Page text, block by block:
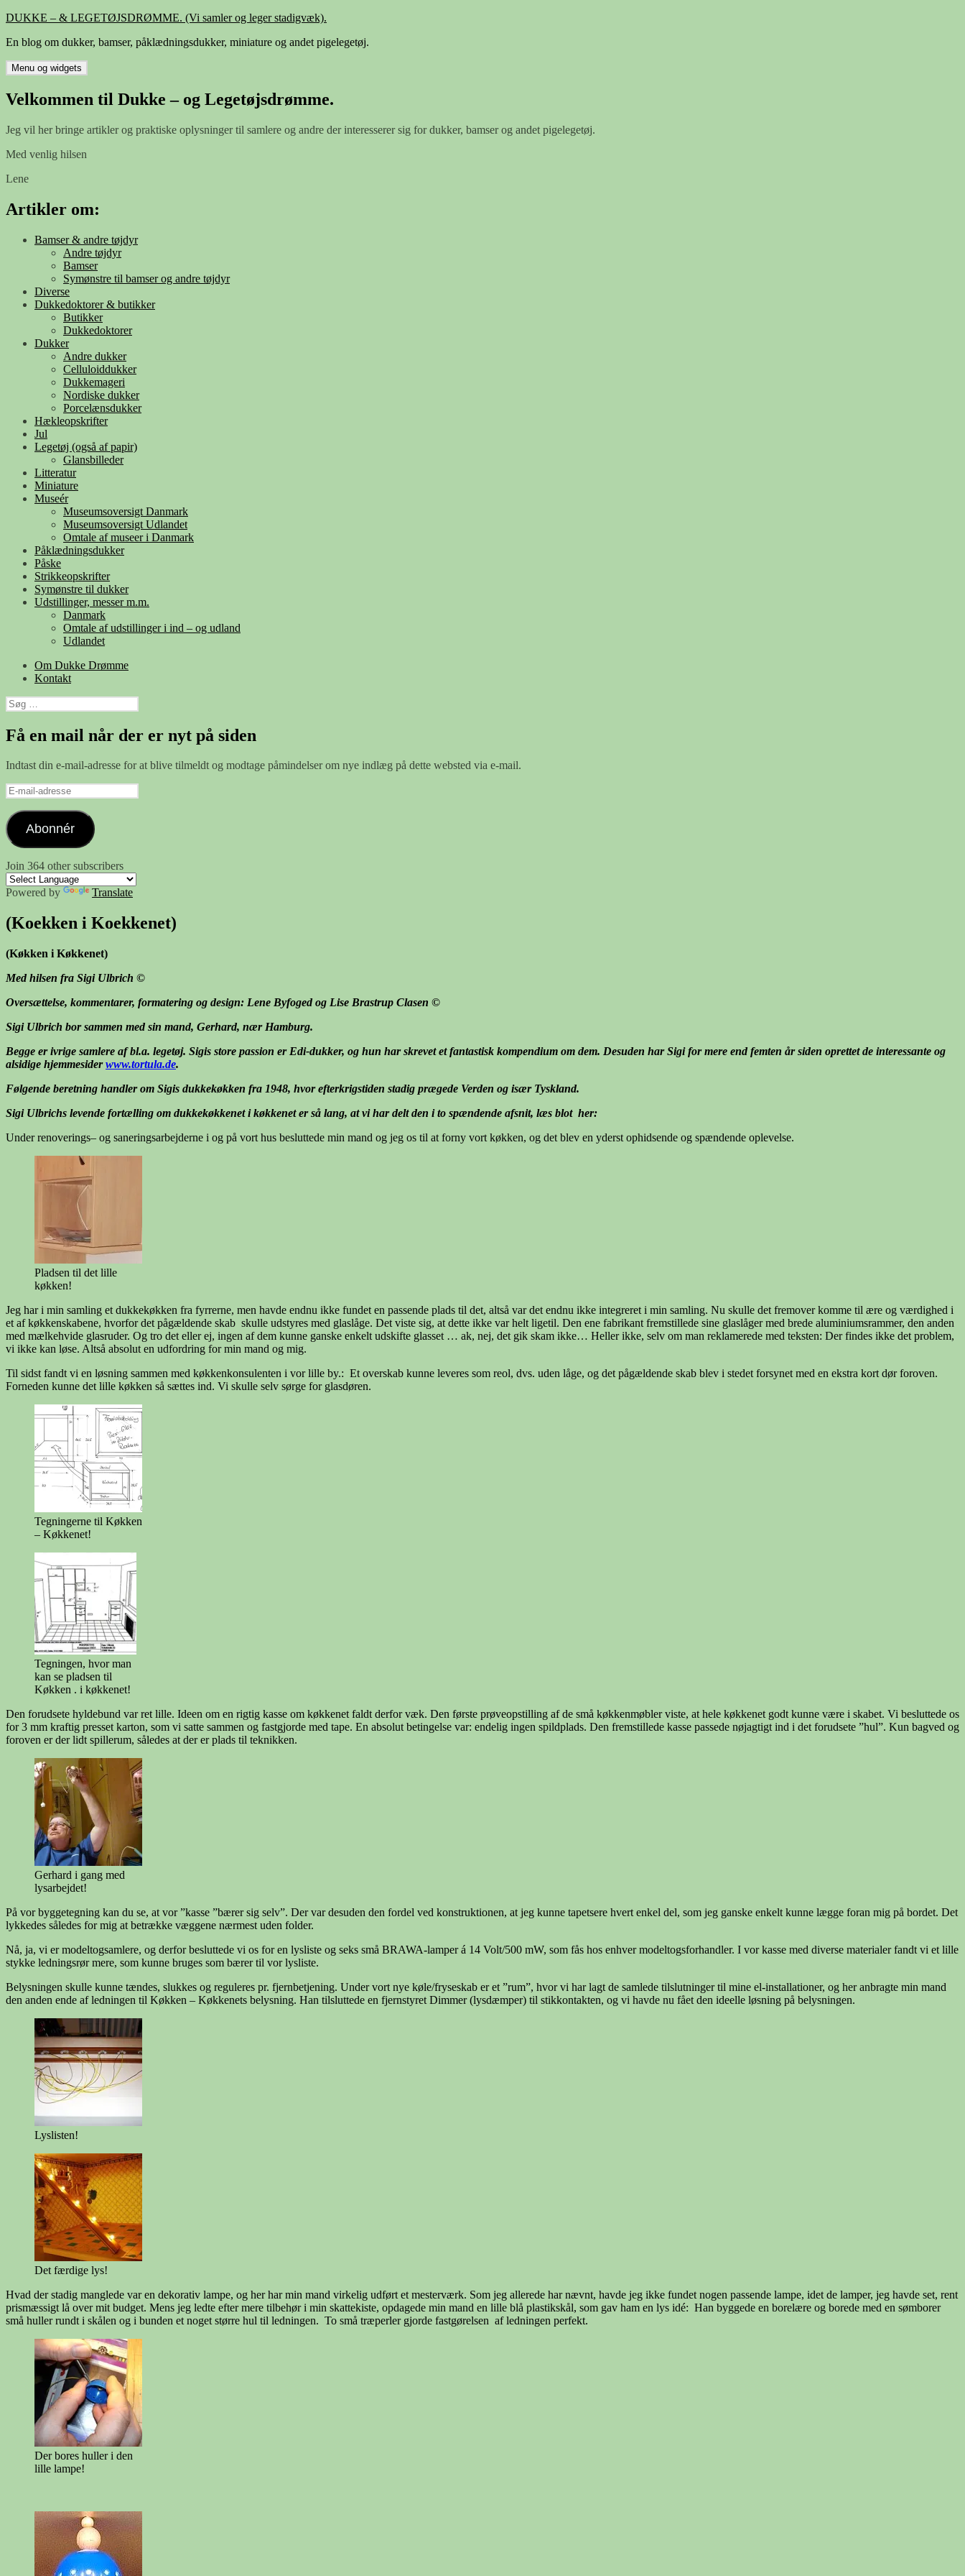
Hop
indhold
DUKKE – & LEGETØJSDRØMME. (Vi samler og leger stadigvæk).
En blog om dukker, bamser, påklædningsdukker, miniature og andet pigelegetøj.
Menu og widgets
Velkommen til Dukke – og Legetøjsdrømme.
Jeg vil her bringe artikler og praktiske oplysninger til samlere og andre der interesserer sig for dukker, bamser og andet pigelegetøj.
Med venlig hilsen
Lene
Artikler om:
Bamser & andre tøjdyr
Andre tøjdyr
Bamser
Symønstre til bamser og andre tøjdyr
Diverse
Dukkedoktorer & butikker
Butikker
Dukkedoktorer
Dukker
Andre dukker
Celluloiddukker
Dukkemageri
Nordiske dukker
Porcelænsdukker
Hækleopskrifter
Jul
Legetøj (også af papir)
Glansbilleder
Litteratur
Miniature
Museér
Museumsoversigt Danmark
Museumsoversigt Udlandet
Omtale af museer i Danmark
Påklædningsdukker
Påske
Strikkeopskrifter
Symønstre til dukker
Udstillinger, messer m.m.
Danmark
Omtale af udstillinger i ind – og udland
Udlandet
Om Dukke Drømme
Kontakt
Søg
efter:
Få en mail når der er nyt på siden
Indtast din e-mail-adresse for at blive tilmeldt og modtage påmindelser om nye indlæg på dette websted via e-mail.
E-
mail-
adresse
Abonnér
Join 364 other subscribers
Powered by Translate
(Koekken i Koekkenet)
(Køkken i Køkkenet)
Med hilsen fra Sigi Ulbrich ©
Oversættelse, kommentarer, formatering og design: Lene Byfoged og Lise Brastrup Clasen ©
Sigi Ulbrich bor sammen med sin mand, Gerhard, nær Hamburg.
Begge er ivrige samlere af bl.a. legetøj. Sigis store passion er Edi-dukker, og hun har skrevet et fantastisk kompendium om dem. Desuden har Sigi for mere end femten år siden oprettet de interessante og
alsidige hjemmesiderwww.tortula.de.
Følgende beretning handler om Sigis dukkekøkken fra 1948, hvor efterkrigstiden stadig prægede Verden og især Tyskland.
Sigi Ulbrichs levende fortælling om dukkekøkkenet i køkkenet er så lang, at vi har delt den i to spændende afsnit, læs blot her:
Under renoverings– og saneringsarbejderne i og på vort hus besluttede min mand og jeg os til at forny vort køkken, og det blev en yderst ophidsende og spændende oplevelse.
Pladsen til det lille
køkken!
Jeg har i min samling et dukkekøkken fra fyrrerne, men havde endnu ikke fundet en passende plads til det, altså var det endnu ikke integreret i min samling. Nu skulle det fremover komme til ære og værdighed i
et af køkkenskabene, hvorfor det pågældende skab skulle udstyres med glaslåge. Det viste sig, at dette ikke var helt ligetil. Den ene fabrikant fremstillede sine glaslåger med brede aluminiumsrammer, den anden
med mælkehvide glasruder. Og tro det eller ej, ingen af dem kunne ganske enkelt udskifte glasset … ak, nej, det gik skam ikke… Heller ikke, selv om man reklamerede med teksten: Der findes ikke det problem,
vi ikke kan løse. Altså absolut en udfordring for min mand og mig.
Til sidst fandt vi en løsning sammen med køkkenkonsulenten i vor lille by.: Et overskab kunne leveres som reol, dvs. uden låge, og det pågældende skab blev i stedet forsynet med en ekstra kort dør foroven.
Forneden kunne det lille køkken så sættes ind. Vi skulle selv sørge for glasdøren.
Tegningerne til Køkken
– Køkkenet!
Tegningen, hvor man
kan se pladsen til
Køkken . i køkkenet!
Den forudsete hyldebund var ret lille. Ideen om en rigtig kasse om køkkenet faldt derfor væk. Den første prøveopstilling af de små køkkenmøbler viste, at hele køkkenet godt kunne være i skabet. Vi besluttede os
for 3 mm kraftig presset karton, som vi satte sammen og fastgjorde med tape. En absolut betingelse var: endelig ingen spildplads. Den fremstillede kasse passede nøjagtigt ind i det forudsete ”hul”. Kun bagved og
foroven er der lidt spillerum, således at der er plads til teknikken.
Gerhard i gang med
lysarbejdet!
På vor byggetegning kan du se, at vor ”kasse ”bærer sig selv”. Der var desuden den fordel ved konstruktionen, at jeg kunne tapetsere hvert enkel del, som jeg ganske enkelt kunne lægge foran mig på bordet. Det
lykkedes således for mig at betrække væggene nærmest uden folder.
Nå, ja, vi er modeltogsamlere, og derfor besluttede vi os for en lysliste og seks små BRAWA-lamper á 14 Volt/500 mW, som fås hos enhver modeltogsforhandler. I vor kasse med diverse materialer fandt vi et lille
stykke ledningsrør mere, som kunne bruges som bærer til vor lysliste.
Belysningen skulle kunne tændes, slukkes og reguleres pr. fjernbetjening. Under vort nye køle/fryseskab er et ”rum”, hvor vi har lagt de samlede tilslutninger til mine el-installationer, og her anbragte min mand
den anden ende af ledningen til Køkken – Køkkenets belysning. Han tilsluttede en fjernstyret Dimmer (lysdæmper) til stikkontakten, og vi havde nu fået den ideelle løsning på belysningen.
Lyslisten!
Det færdige lys!
Hvad der stadig manglede var en dekorativ lampe, og her har min mand virkelig udført et mesterværk. Som jeg allerede har nævnt, havde jeg ikke fundet nogen passende lampe, idet de lamper, jeg havde set, rent
prismæssigt lå over mit budget. Mens jeg ledte efter mere tilbehør i min skattekiste, opdagede min mand en lille blå plastikskål, som gav ham en lys idé: Han byggede en borelære og borede med en sømborer
små huller rundt i skålen og i bunden et noget større hul til ledningen. To små træperler gjorde fastgørelsen af ledningen perfekt.
Der bores huller i den
lille lampe!